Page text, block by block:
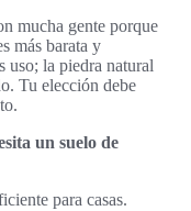
mucha gente porque
más barata y
uso; la piedra natural
Tu elección debe
un suelo de
para casas.